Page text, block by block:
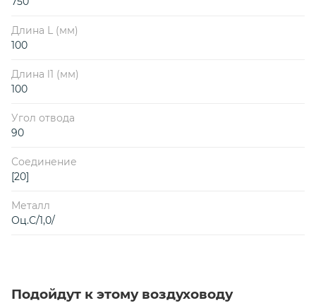
Длина L (мм)
100
Длина l1 (мм)
100
Угол отвода
90
Соединение
[20]
Металл
Оц.С/1,0/
Подойдут к этому воздуховоду